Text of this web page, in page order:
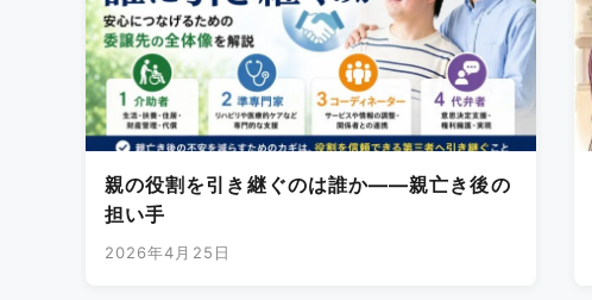
親の役割を引き継ぐのは誰か――親亡き後の
担い手
2026年4月25日